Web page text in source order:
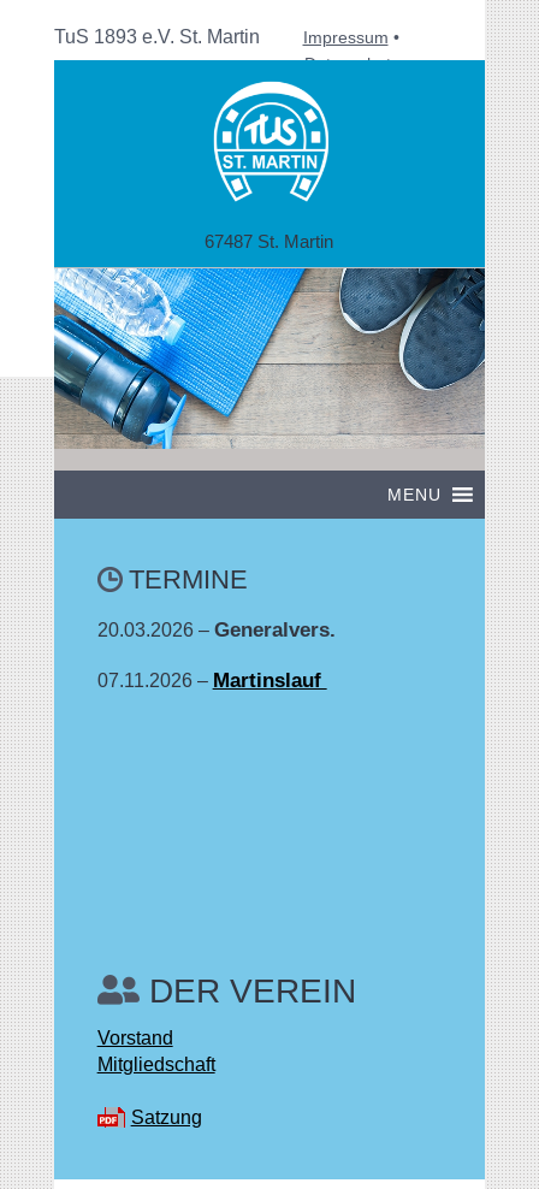
TuS 1893 e.V. St. Martin Impressum •
Datenschutz
67487 St. Martin
MENU
TERMINE
20.03.2026 – Generalvers.
07.11.2026 – Martinslauf
DER VEREIN
Vorstand
Mitgliedschaft
Satzung